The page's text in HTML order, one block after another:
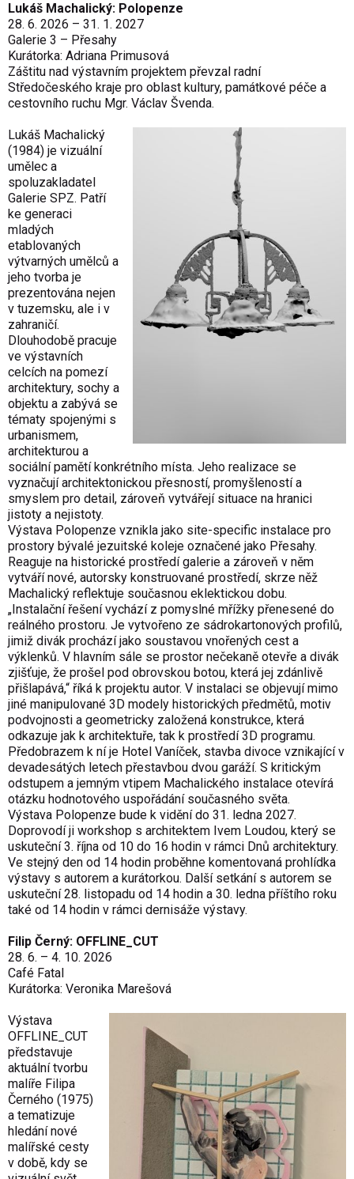
Lukáš Machalický: Polopenze
28. 6. 2026 – 31. 1. 2027
Galerie 3 – Přesahy
Kurátorka: Adriana Primusová
Záštitu nad výstavním projektem převzal radní
Středočeského kraje pro oblast kultury, památkové péče a
cestovního ruchu Mgr. Václav Švenda.
Lukáš Machalický
(1984) je vizuální
umělec a
spoluzakladatel
Galerie SPZ. Patří
ke generaci
mladých
etablovaných
výtvarných umělců a
jeho tvorba je
prezentována nejen
v tuzemsku, ale i v
zahraničí.
Dlouhodobě pracuje
ve výstavních
celcích na pomezí
architektury, sochy a
objektu a zabývá se
tématy spojenými s
urbanismem,
architekturou a
sociální pamětí konkrétního místa. Jeho realizace se
vyznačují architektonickou přesností, promyšleností a
smyslem pro detail, zároveň vytvářejí situace na hranici
jistoty a nejistoty.
Výstava Polopenze vznikla jako site-specific instalace pro
prostory bývalé jezuitské koleje označené jako Přesahy.
Reaguje na historické prostředí galerie a zároveň v něm
vytváří nové, autorsky konstruované prostředí, skrze něž
Machalický reflektuje současnou eklektickou dobu.
„Instalační řešení vychází z pomyslné mřížky přenesené do
reálného prostoru. Je vytvořeno ze sádrokartonových profilů,
jimiž divák prochází jako soustavou vnořených cest a
výklenků. V hlavním sále se prostor nečekaně otevře a divák
zjišťuje, že prošel pod obrovskou botou, která jej zdánlivě
přišlapává,“ říká k projektu autor. V instalaci se objevují mimo
jiné manipulované 3D modely historických předmětů, motiv
podvojnosti a geometricky založená konstrukce, která
odkazuje jak k architektuře, tak k prostředí 3D programu.
Předobrazem k ní je Hotel Vaníček, stavba divoce vznikající v
devadesátých letech přestavbou dvou garáží. S kritickým
odstupem a jemným vtipem Machalického instalace otevírá
otázku hodnotového uspořádání současného světa.
Výstava Polopenze bude k vidění do 31. ledna 2027.
Doprovodí ji workshop s architektem Ivem Loudou, který se
uskuteční 3. října od 10 do 16 hodin v rámci Dnů architektury.
Ve stejný den od 14 hodin proběhne komentovaná prohlídka
výstavy s autorem a kurátorkou. Další setkání s autorem se
uskuteční 28. listopadu od 14 hodin a 30. ledna příštího roku
také od 14 hodin v rámci dernisáže výstavy.
Filip Černý: OFFLINE_CUT
28. 6. – 4. 10. 2026
Café Fatal
Kurátorka: Veronika Marešová
Výstava
OFFLINE_CUT
představuje
aktuální tvorbu
malíře Filipa
Černého (1975)
a tematizuje
hledání nové
malířské cesty
v době, kdy se